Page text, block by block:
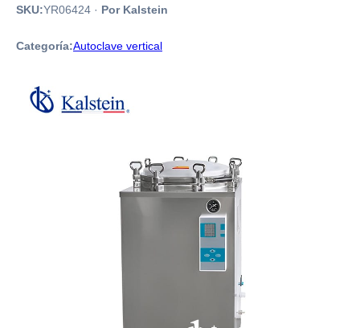
SKU:YR06424 · Por Kalstein
Categoría:Autoclave vertical